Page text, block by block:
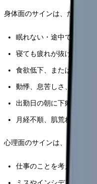
身体面のサインは、たとえば
眠れない・途中で目が覚
寝ても疲れが抜けない、
食欲低下、または過食・
動悸、息苦しさ、めまい
出勤日の朝に下痢・吐き
月経不順、肌荒れ、急な
心理面のサインは、次のよう
仕事のことを考えると涙